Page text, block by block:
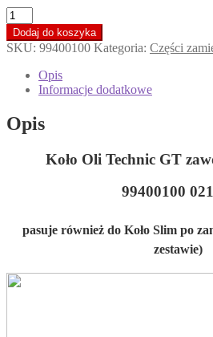
ilość
Koło
Oli
Technic
zawór
napełniający
Dodaj do koszyka
SKU: 99400100 Kategoria: Części
Opis
Informacje dodatkowe
Opis
Koło Oli Technic GT
99400100
pasuje również do Koło Slim po
zestawie)